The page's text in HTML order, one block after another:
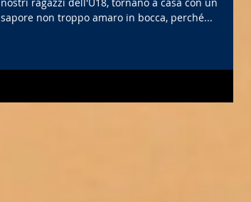
sapore non troppo amaro in bocca, perché...